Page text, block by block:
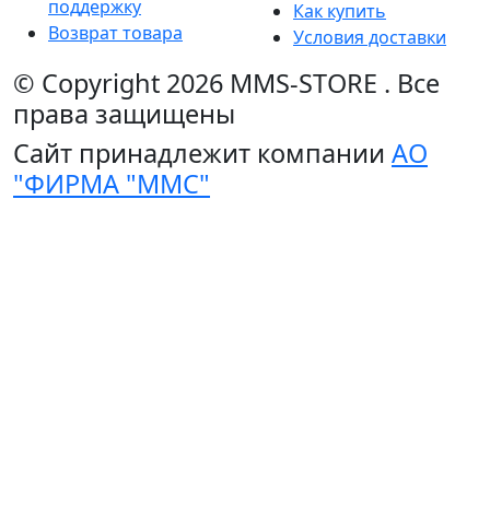
поддержку
Возврат товара
Как купить
Условия доставки
© Copyright 2026 MMS-STORE . Все
права защищены
Сайт принадлежит компании АО
"ФИРМА "ММС"